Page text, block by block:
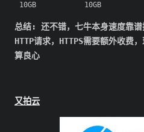
10GB 10GB
总结: 还不错，七牛本身速度靠
HTTP请求，HTTPS需要额外收费
算良心
又拍云